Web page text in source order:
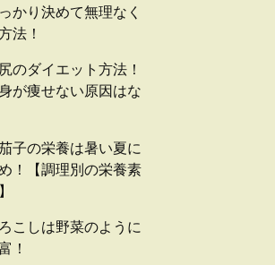
かり決めて無理なく
法！
のダイエット方法！
身が痩せない原因はな
子の栄養は暑い夏に
！【調理別の栄養素
こしは野菜のように
！